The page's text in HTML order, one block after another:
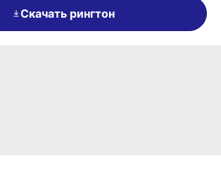
Скачать рингтон